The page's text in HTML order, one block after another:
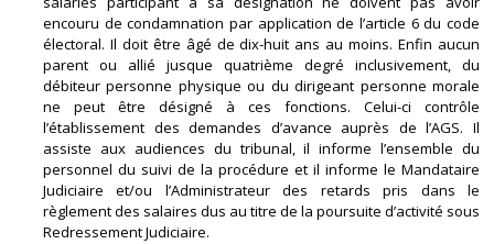
encouru de condamnation par application de l’article 6 du code
électoral. Il doit être âgé de dix-huit ans au moins. Enfin aucun
parent ou allié jusque quatrième degré inclusivement, du
débiteur personne physique ou du dirigeant personne morale
ne peut être désigné à ces fonctions. Celui-ci contrôle
l’établissement des demandes d’avance auprès de l’AGS. Il
assiste aux audiences du tribunal, il informe l’ensemble du
personnel du suivi de la procédure et il informe le Mandataire
Judiciaire et/ou l’Administrateur des retards pris dans le
règlement des salaires dus au titre de la poursuite d’activité sous
Redressement Judiciaire.